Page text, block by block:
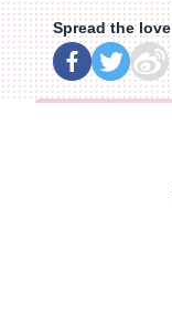
Spread the love